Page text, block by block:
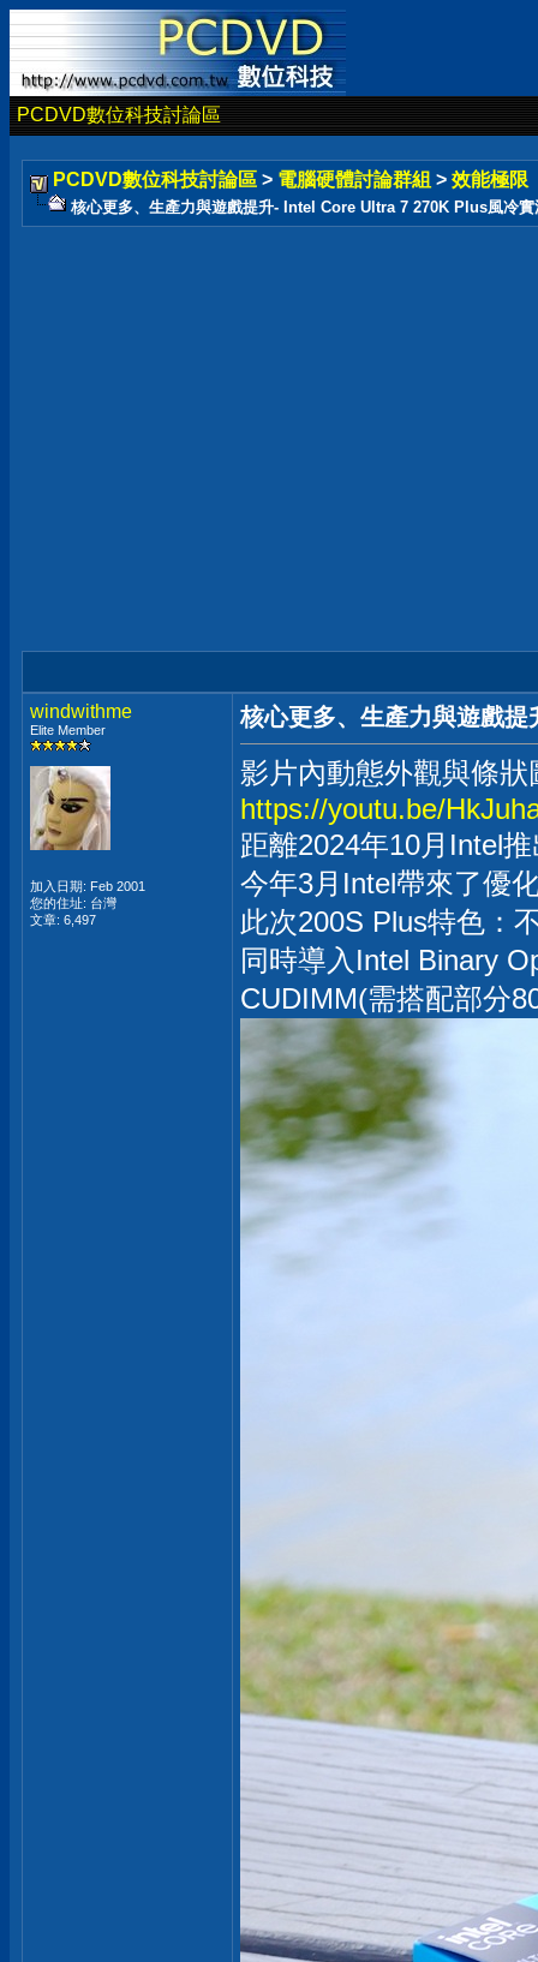
PCDVD數位科技討論區
PCDVD數位科技討論區 > 電腦硬體討論群組 > 效能極限
核心更多、生產力與遊戲提升- Intel Core Ultra 7 270K Plus風冷實
windwithme
Elite Member
加入日期: Feb 2001
您的住址: 台灣
文章: 6,497
核心更多、生產力與遊戲
影片內動態外觀與條
https://youtu.be/
距離2024年10月Intel
今年3月Intel帶來了優
此次200S Plus特色：
同時導入Intel Binary
CUDIMM(需搭配部分